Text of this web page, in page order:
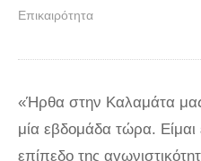
Επικαιρότητα
«Ήρθα στην Καλαμάτα
μία εβδομάδα τώρα.
επίπεδο της